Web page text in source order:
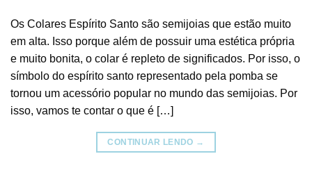
Os Colares Espírito Santo são semijoias que estão muito
em alta. Isso porque além de possuir uma estética própria
e muito bonita, o colar é repleto de significados. Por isso, o
símbolo do espírito santo representado pela pomba se
tornou um acessório popular no mundo das semijoias. Por
isso, vamos te contar o que é […]
CONTINUAR LENDO →